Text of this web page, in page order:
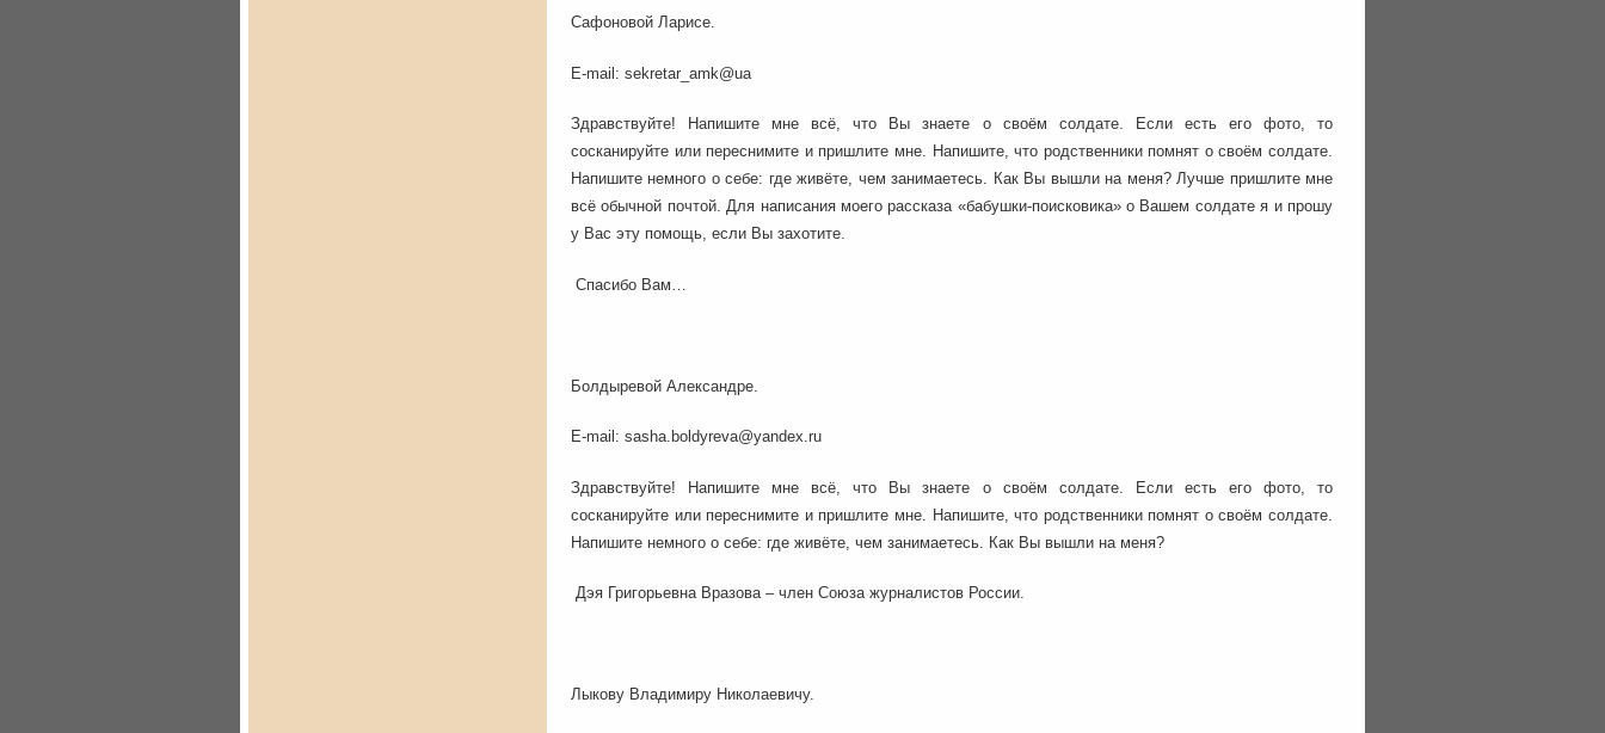
Сафоновой Ларисе.
E-mail: sekretar_amk@ua
Здравствуйте! Напишите мне всё, что Вы знаете о своём солдате. Если есть его фото, то
сосканируйте или переснимите и пришлите мне. Напишите, что родственники помнят о своём солдате.
Напишите немного о себе: где живёте, чем занимаетесь. Как Вы вышли на меня? Лучше пришлите мне
всё обычной почтой. Для написания моего рассказа «бабушки-поисковика» о Вашем солдате я и прошу
у Вас эту помощь, если Вы захотите.
Спасибо Вам…
Болдыревой Александре.
E-mail: sasha.boldyreva@yandex.ru
Здравствуйте! Напишите мне всё, что Вы знаете о своём солдате. Если есть его фото, то
сосканируйте или переснимите и пришлите мне. Напишите, что родственники помнят о своём солдате.
Напишите немного о себе: где живёте, чем занимаетесь. Как Вы вышли на меня?
Дэя Григорьевна Вразова – член Союза журналистов России.
Лыкову Владимиру Николаевичу.